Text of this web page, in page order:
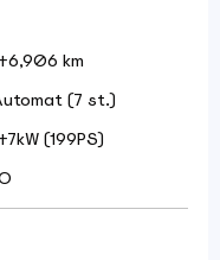
km
(7 st.)
(199PS)